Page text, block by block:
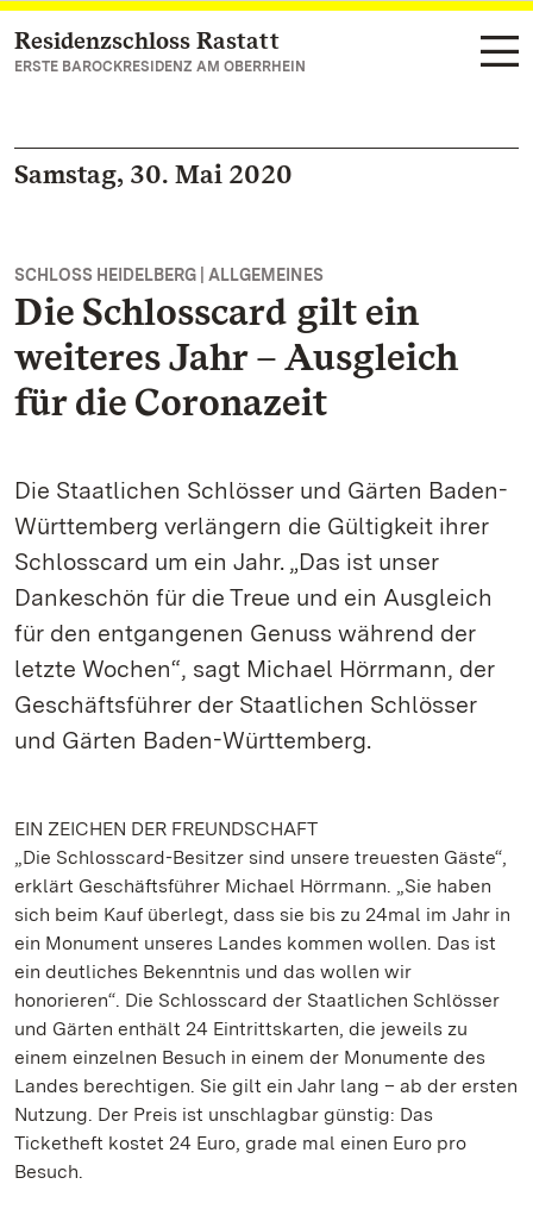
Zum Hauptinhalt springen
Residenzschloss Rastatt
ERSTE BAROCKRESIDENZ AM OBERRHEIN
Samstag, 30. Mai 2020
SCHLOSS HEIDELBERG | ALLGEMEINES
Die Schlosscard gilt ein
weiteres Jahr – Ausgleich
für die Coronazeit
Die Staatlichen Schlösser und Gärten Baden-
Württemberg verlängern die Gültigkeit ihrer
Schlosscard um ein Jahr. „Das ist unser
Dankeschön für die Treue und ein Ausgleich
für den entgangenen Genuss während der
letzte Wochen“, sagt Michael Hörrmann, der
Geschäftsführer der Staatlichen Schlösser
und Gärten Baden-Württemberg.
EIN ZEICHEN DER FREUNDSCHAFT
„Die Schlosscard-Besitzer sind unsere treuesten Gäste“,
erklärt Geschäftsführer Michael Hörrmann. „Sie haben
sich beim Kauf überlegt, dass sie bis zu 24mal im Jahr in
ein Monument unseres Landes kommen wollen. Das ist
ein deutliches Bekenntnis und das wollen wir
honorieren“. Die Schlosscard der Staatlichen Schlösser
und Gärten enthält 24 Eintrittskarten, die jeweils zu
einem einzelnen Besuch in einem der Monumente des
Landes berechtigen. Sie gilt ein Jahr lang – ab der ersten
Nutzung. Der Preis ist unschlagbar günstig: Das
Ticketheft kostet 24 Euro, grade mal einen Euro pro
Besuch.